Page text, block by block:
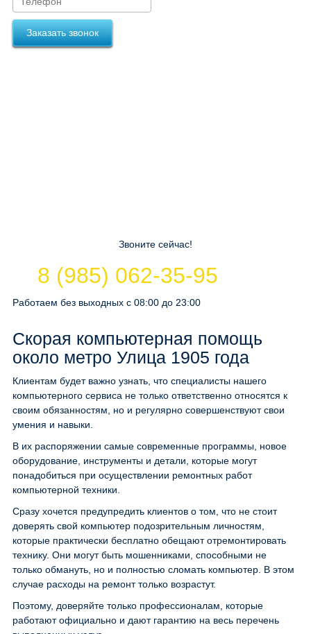
Заказать звонок
Звоните сейчас!
8 (985) 062-35-95
Работаем без выходных с 08:00 до 23:00
Скорая компьютерная помощь
около метро Улица 1905 года
Клиентам будет важно узнать, что специалисты нашего
компьютерного сервиса не только ответственно относятся к
своим обязанностям, но и регулярно совершенствуют свои
умения и навыки.
В их распоряжении самые современные программы, новое
оборудование, инструменты и детали, которые могут
понадобиться при осуществлении ремонтных работ
компьютерной техники.
Сразу хочется предупредить клиентов о том, что не стоит
доверять свой компьютер подозрительным личностям,
которые практически бесплатно обещают отремонтировать
технику. Они могут быть мошенниками, способными не
только обмануть, но и полностью сломать компьютер. В этом
случае расходы на ремонт только возрастут.
Поэтому, доверяйте только профессионалам, которые
работают официально и дают гарантию на весь перечень